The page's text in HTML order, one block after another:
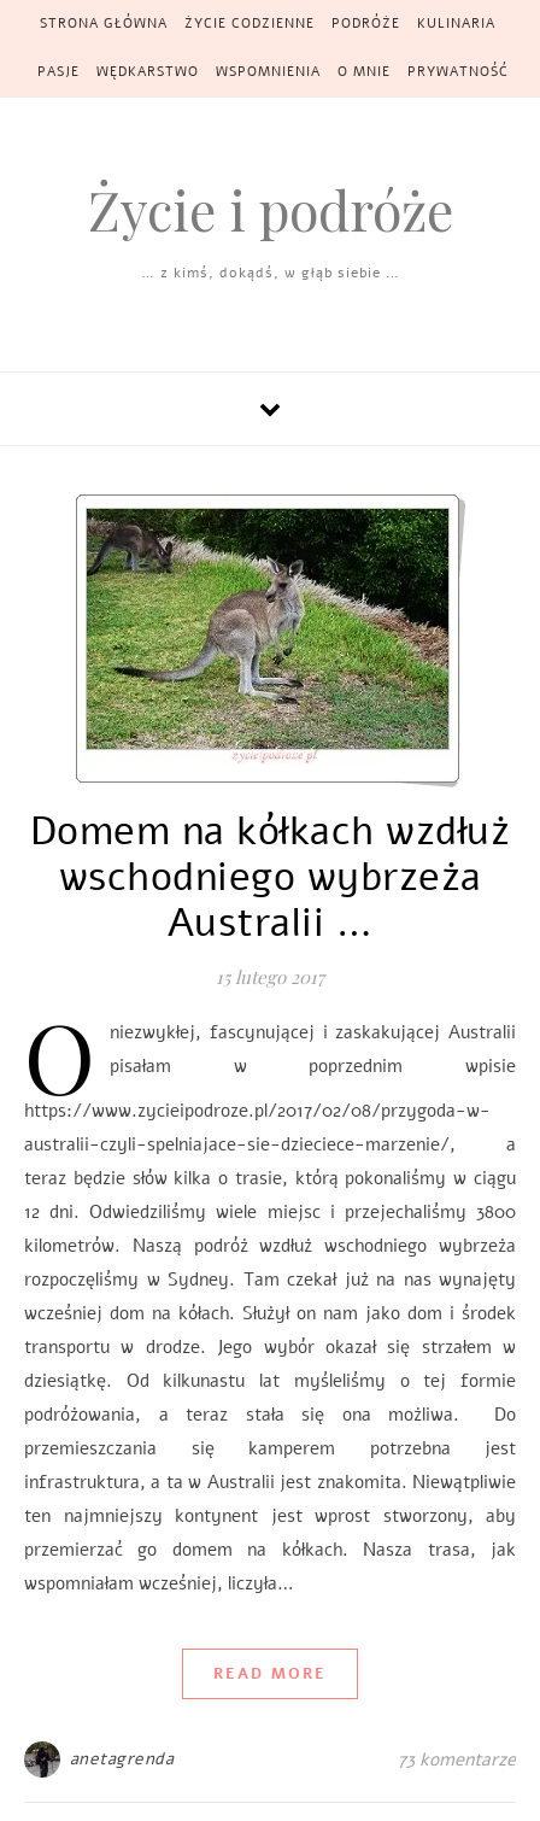
Skip to content
STRONA GŁÓWNA ŻYCIE CODZIENNE PODRÓŻE KULINARIA
PASJE WĘDKARSTWO WSPOMNIENIA O MNIE PRYWATNOŚĆ
Życie i podróże
… z kimś, dokądś, w głąb siebie …
Domem na kółkach wzdłuż
wschodniego wybrzeża
Australii …
15 lutego 2017
O
niezwykłej, fascynującej i zaskakującej Australii
pisałam w poprzednim wpisie
https://www.zycieipodroze.pl/2017/02/08/przygoda-w-
australii-czyli-spelniajace-sie-dzieciece-marzenie/, a
teraz będzie słów kilka o trasie, którą pokonaliśmy w ciągu
12 dni. Odwiedziliśmy wiele miejsc i przejechaliśmy 3800
kilometrów. Naszą podróż wzdłuż wschodniego wybrzeża
rozpoczęliśmy w Sydney. Tam czekał już na nas wynajęty
wcześniej dom na kółach. Służył on nam jako dom i środek
transportu w drodze. Jego wybór okazał się strzałem w
dziesiątkę. Od kilkunastu lat myśleliśmy o tej formie
podróżowania, a teraz stała się ona możliwa. Do
przemieszczania się kamperem potrzebna jest
infrastruktura, a ta w Australii jest znakomita. Niewątpliwie
ten najmniejszy kontynent jest wprost stworzony, aby
przemierzać go domem na kółkach. Nasza trasa, jak
wspomniałam wcześniej, liczyła…
READ MORE
anetagrenda 73 komentarze